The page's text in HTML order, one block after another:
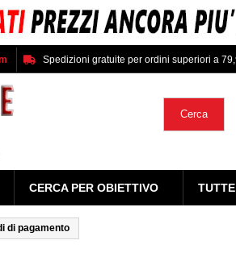
Spedizioni gratuite per ordini superiori a
Cerca
CERCA PER OBIETTIVO
di pagamento